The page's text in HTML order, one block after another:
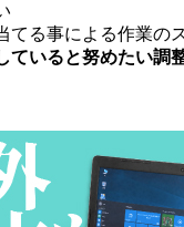
てる事による作業の
ていると努めたい調